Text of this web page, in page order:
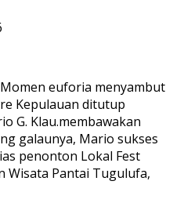
euforia menyambut
Kepulauan ditutup
G. Klau.membawakan
galaunya, Mario sukses
penonton Lokal Fest
Wisata Pantai Tugulufa,